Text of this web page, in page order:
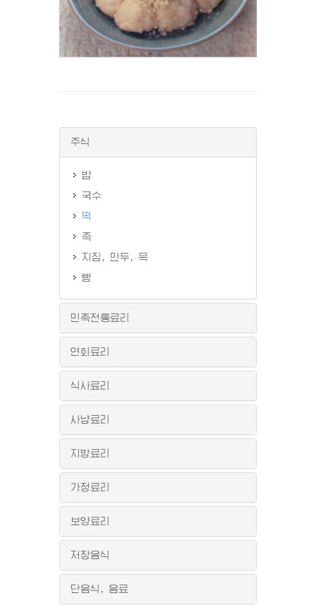
주식
밥
국수
떡
죽
지짐, 만두, 묵
빵
민족전통료리
연회료리
식사료리
사냥료리
지방료리
가정료리
보양료리
저장음식
단음식, 음료